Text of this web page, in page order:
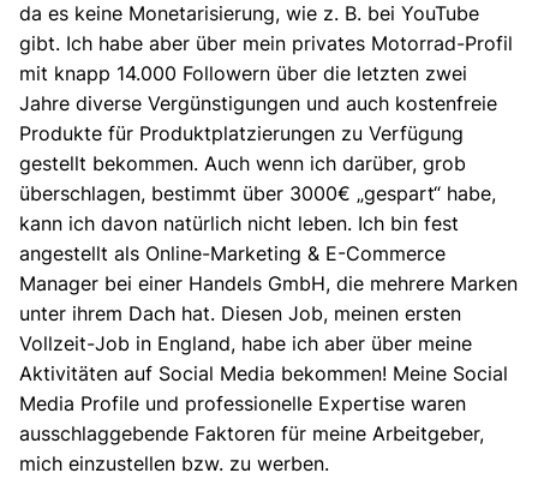
da es keine Monetarisierung, wie z. B. bei YouTube
gibt. Ich habe aber über mein privates Motorrad-Profil
mit knapp 14.000 Followern über die letzten zwei
Jahre diverse Vergünstigungen und auch kostenfreie
Produkte für Produktplatzierungen zu Verfügung
gestellt bekommen. Auch wenn ich darüber, grob
überschlagen, bestimmt über 3000€ „gespart“ habe,
kann ich davon natürlich nicht leben. Ich bin fest
angestellt als Online-Marketing & E-Commerce
Manager bei einer Handels GmbH, die mehrere Marken
unter ihrem Dach hat. Diesen Job, meinen ersten
Vollzeit-Job in England, habe ich aber über meine
Aktivitäten auf Social Media bekommen! Meine Social
Media Profile und professionelle Expertise waren
ausschlaggebende Faktoren für meine Arbeitgeber,
mich einzustellen bzw. zu werben.